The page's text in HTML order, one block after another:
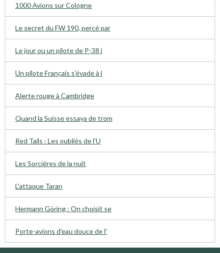
1000 Avions sur Cologne
Le secret du FW 190, percé par
Le jour ou un pilote de P-38 i
Un pilote Français s’évade à l
Alerte rouge à Cambridge
Quand la Suisse essaya de trom
Red Tails : Les oubliés de l'U
Les Sorciéres de la nuit
L'attaque Taran
Hermann Göring : On choisit se
Porte-avions d'eau douce de l'